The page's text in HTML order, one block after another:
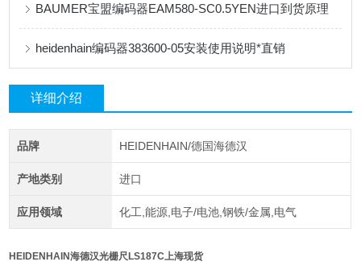
BAUMER宝盟编码器EAM580-SC0.5YEN进口到货原理
heidenhain编码器383600-05安装使用说明*直销
详细介绍
品牌 HEIDENHAIN/德国海德汉
产地类别 进口
应用领域 化工,能源,电子/电池,钢铁/金属,电气
HEIDENHAIN海德汉光栅尺LS187C上海现货